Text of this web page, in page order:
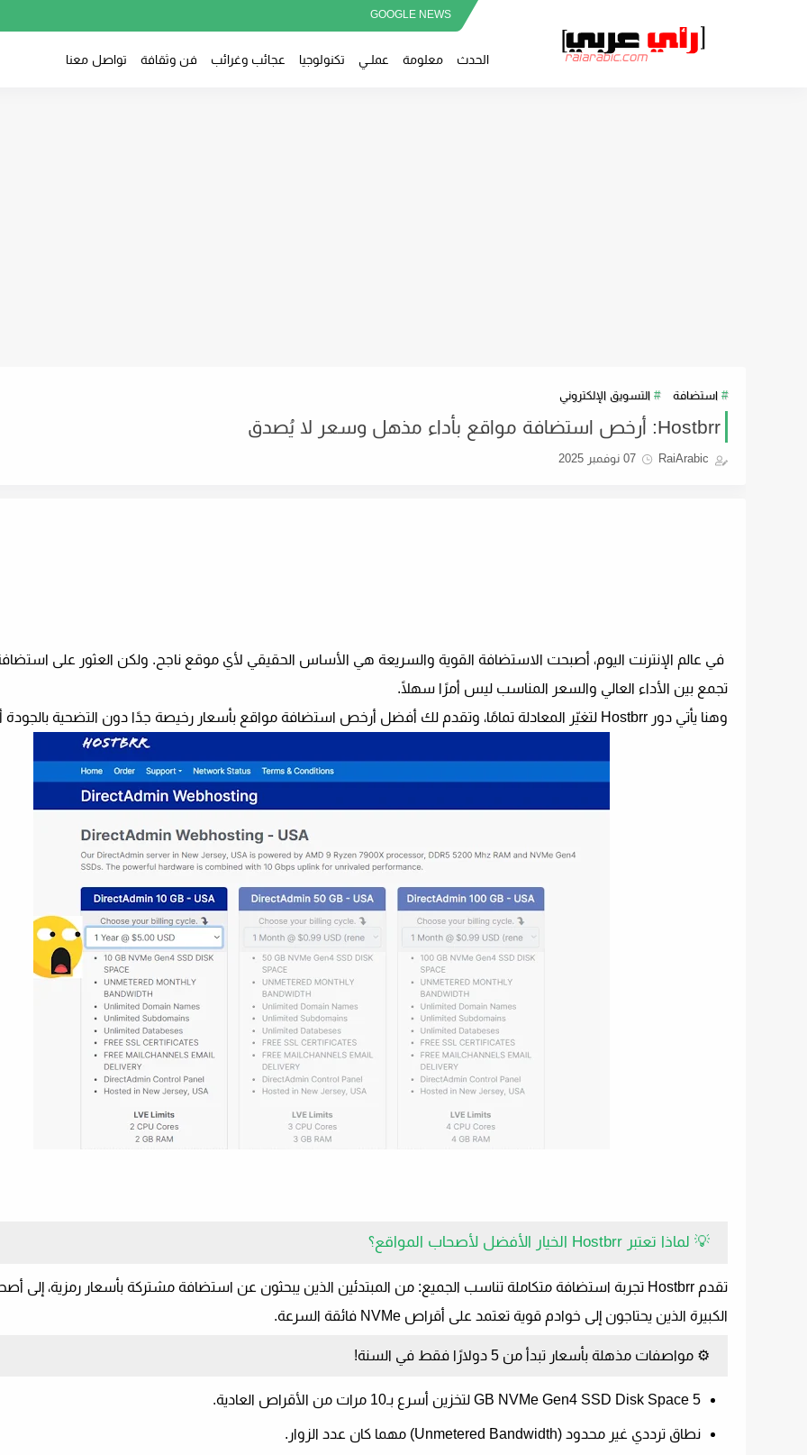
GOOGLE NEWS
الحدث معلومة عملــي تكنولوجيا عجائب وغرائب فن وثقافة تواصل معنا
استضافة التسويق الإلكتروني
Hostbrr: أرخص استضافة مواقع بأداء مذهل وسعر لا يُصدق
RaiArabic 07 نوفمبر 2025
في عالم الإنترنت اليوم، أصبحت الاستضافة القوية والسريعة هي الأساس الحقيقي لأي موقع ناجح. ولكن العثور على
تجمع بين الأداء العالي والسعر المناسب ليس أمرًا سهلًا.
وهنا يأتي دورHostbrr لتغيّر المعادلة تمامًا، وتقدم لك أفضل أرخص استضافة مواقع بأسعار رخيصة جدًا دون التضحية بالجودة
💡 لماذا تعتبر Hostbrr الخيار الأفضل لأصحاب المواقع؟
تقدم Hostbrr تجربة استضافة متكاملة تناسب الجميع: من المبتدئين الذين يبحثون عن استضافة مشتركة بأسعار رمزية، إلى
الكبيرة الذين يحتاجون إلى خوادم قوية تعتمد على أقراص NVMe فائقة السرعة .
⚙️مواصفات مذهلة بأسعار تبدأ من 5 دولارًا فقط في السنة!
5 GB NVMe Gen4 SSD Disk Space لتخزين أسرع بـ10 مرات من الأقراص العادية.
نطاق ترددي غير محدود (Unmetered Bandwidth) مهما كان عدد الزوار.